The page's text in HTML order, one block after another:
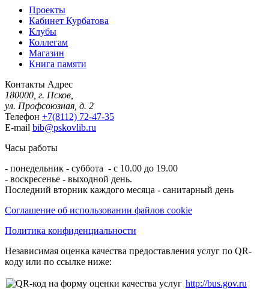
Проекты
Кабинет Курбатова
Клубы
Коллегам
Магазин
Книга памяти
Контакты Адрес
180000, г. Псков,
ул. Профсоюзная, д. 2
Телефон +7(8112) 72-47-35
E-mail bib@pskovlib.ru
Часы работы
- понедельник - суббота - с 10.00 до 19.00
- воскресенье - выходной день.
Последний вторник каждого месяца - санитарный день
Соглашение об использовании файлов cookie
Политика конфиденциальности
Независимая оценка качества предоставления услуг по QR-
коду или по ссылке ниже:
http://bus.gov.ru